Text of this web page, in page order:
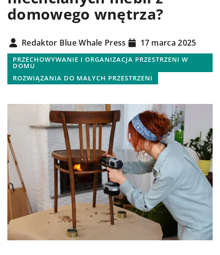
domowego wnętrza?
Redaktor Blue Whale Press 17 marca 2025
PRZECHOWYWANIE I ORGANIZACJA PRZESTRZENI W
DOMU
ROZWIĄZANIA DO MAŁYCH PRZESTRZENI